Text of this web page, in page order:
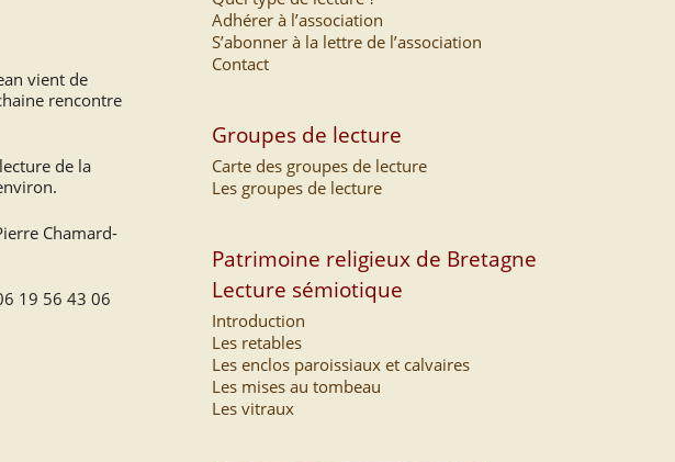
vient de
rencontre
de la
Chamard-
19 56 43 06
Adhérer à l’association
S’abonner à la lettre de l’association
Contact
Groupes de lecture
Carte des groupes de lecture
Les groupes de lecture
Patrimoine religieux de Bretagne
Lecture sémiotique
Introduction
Les retables
Les enclos paroissiaux et calvaires
Les mises au tombeau
Les vitraux